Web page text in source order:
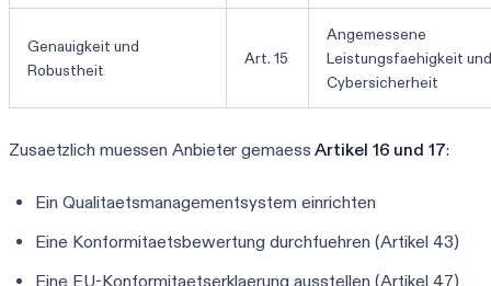
Genauigkeit und
Robustheit
Art. 15
Angemessene
Leistungsfaehigkeit und
Cybersicherheit
Zusaetzlich muessen Anbieter gemaessArtikel 16 und 17:
Ein Qualitaetsmanagementsystem einrichten
Eine Konformitaetsbewertung durchfuehren (Artikel 43)
Eine EU-Konformitaetserklaerung ausstellen (Artikel 47)